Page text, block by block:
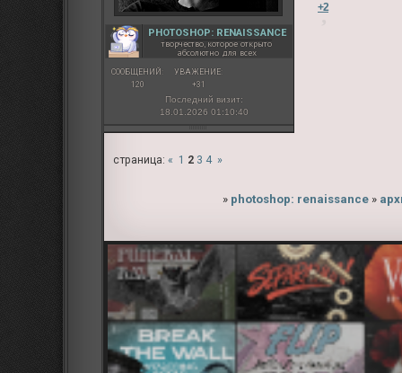
PHOTOSHOP: RENAISSANCE
творчество, которое открыто
абсолютно для всех
СООБЩЕНИЙ:
120
УВАЖЕНИЕ:
+31
Последний визит:
18.01.2026 01:10:40
+2
страница:« 1 2 3 4 »
» photoshop: renaissance »